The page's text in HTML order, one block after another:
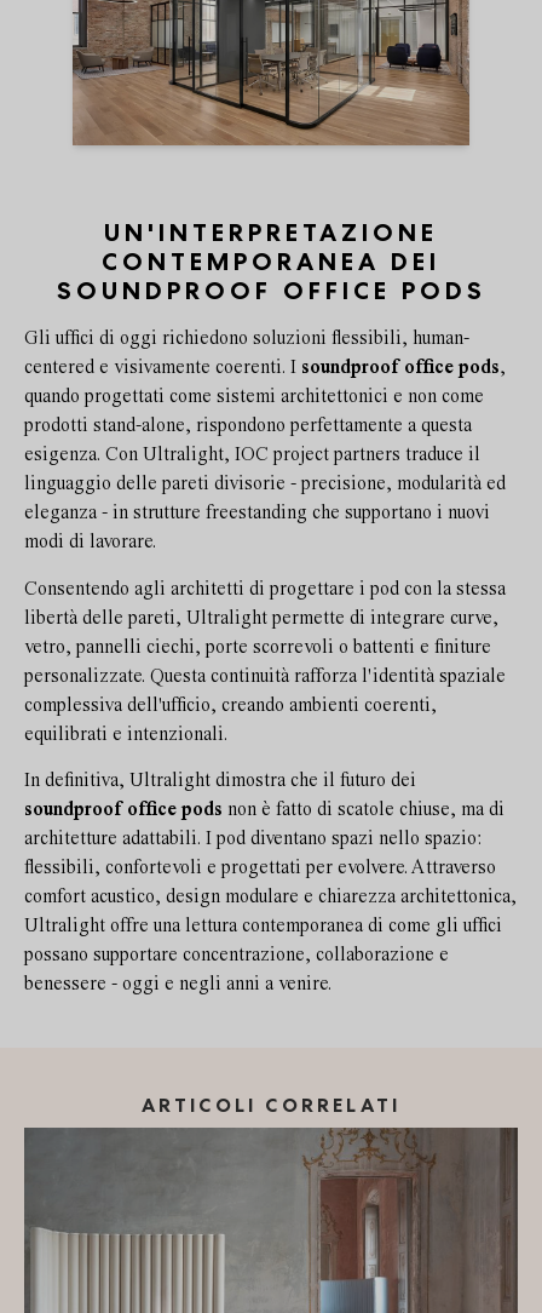
UN'INTERPRETAZIONE
CONTEMPORANEA DEI
SOUNDPROOF OFFICE PODS
Gli uffici di oggi richiedono soluzioni flessibili, human-
centered e visivamente coerenti. I soundproof office pods,
quando progettati come sistemi architettonici e non come
prodotti stand-alone, rispondono perfettamente a questa
esigenza. Con Ultralight, IOC project partners traduce il
linguaggio delle pareti divisorie - precisione, modularità ed
eleganza - in strutture freestanding che supportano i nuovi
modi di lavorare.
Consentendo agli architetti di progettare i pod con la stessa
libertà delle pareti, Ultralight permette di integrare curve,
vetro, pannelli ciechi, porte scorrevoli o battenti e finiture
personalizzate. Questa continuità rafforza l'identità spaziale
complessiva dell'ufficio, creando ambienti coerenti,
equilibrati e intenzionali.
In definitiva, Ultralight dimostra che il futuro dei
soundproof office pods non è fatto di scatole chiuse, ma di
architetture adattabili. I pod diventano spazi nello spazio:
flessibili, confortevoli e progettati per evolvere. Attraverso
comfort acustico, design modulare e chiarezza architettonica,
Ultralight offre una lettura contemporanea di come gli uffici
possano supportare concentrazione, collaborazione e
benessere - oggi e negli anni a venire.
ARTICOLI CORRELATI